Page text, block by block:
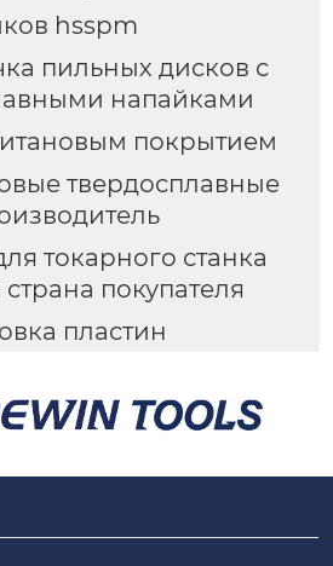
hsspm
пильных дисков с
напайками
покрытием
твердосплавные
токарного станка
покупателя
пластин